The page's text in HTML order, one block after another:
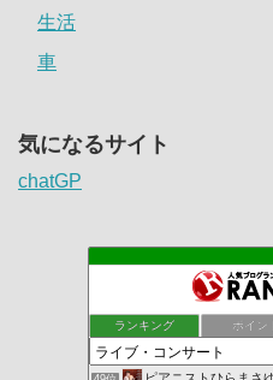
生活
車
気になるサイト
chatGP
ランキング ポイン
ピアニストひらまさ